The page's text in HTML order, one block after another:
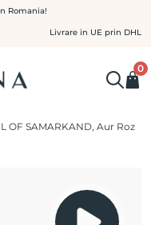
Romania!
Livrare in UE prin DHL
0
OF SAMARKAND, Aur Roz